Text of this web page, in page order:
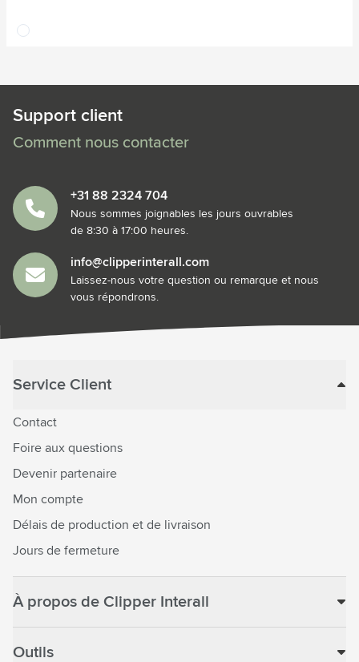
translucide
Support client
Comment nous contacter
+31 88 2324 704
Nous sommes joignables les jours ouvrables
de 8:30 à 17:00 heures.
info@clipperinterall.com
Laissez-nous votre question ou remarque et nous
vous répondrons.
Service Client
Contact
Foire aux questions
Devenir partenaire
Mon compte
Délais de production et de livraison
Jours de fermeture
À propos de Clipper Interall
Outils